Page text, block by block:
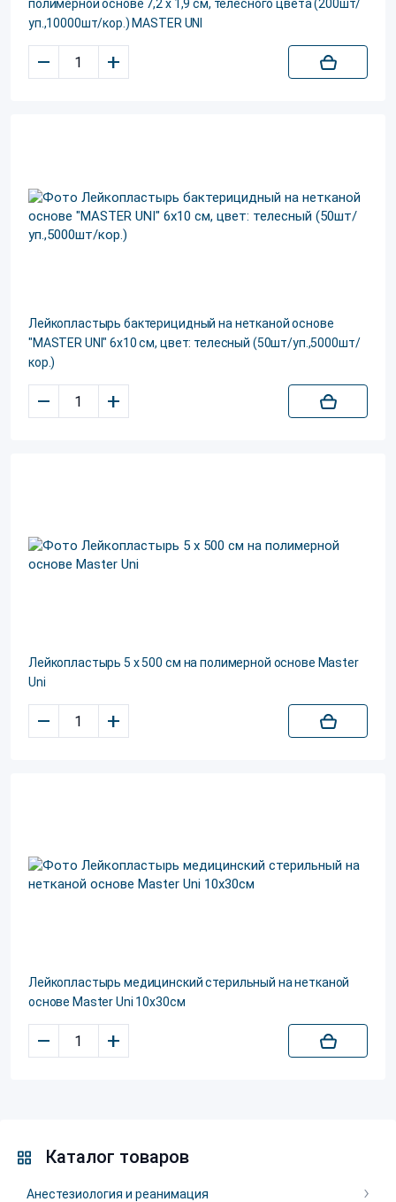
полимерной основе 7,2 х 1,9 см, телесного цвета (200шт/
уп.,10000шт/кор.) MASTER UNI
– +
Лейкопластырь бактерицидный на нетканой основе
"MASTER UNI" 6х10 см, цвет: телесный (50шт/уп.,5000шт/
кор.)
– +
Лейкопластырь 5 х 500 см на полимерной основе Master
Uni
– +
Лейкопластырь медицинский стерильный на нетканой
основе Master Uni 10х30см
– +
Каталог товаров
Анестезиология и реанимация